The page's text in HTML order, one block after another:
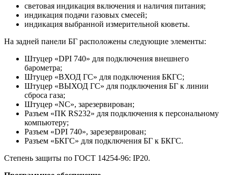
световая индикация включения и наличия питания;
индикация подачи газовых смесей;
индикация выбранной измерительной кюветы.
На задней панели БГ расположены следующие элементы:
Штуцер «DPI 740» для подключения внешнего
барометра;
Штуцер «ВХОД ГС» для подключения БКГС;
Штуцер «ВЫХОД ГС» для подключения БГ к линии
сброса газа;
Штуцер «NC», зарезервирован;
Разъем «ПК RS232» для подключения к персональному
компьютеру;
Разъем «DPI 740», зарезервирован;
Разъем «БКГС» для подключения БГ к БКГС.
Степень защиты по ГОСТ 14254-96: IP20.